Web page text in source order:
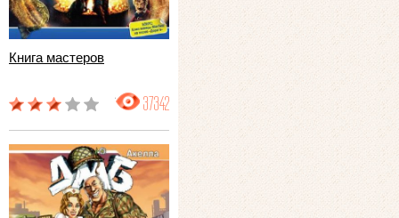
Книга мастеров
37342